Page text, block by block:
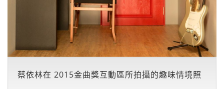
蔡依林在 2015金曲獎互動區所拍攝的趣味情境照